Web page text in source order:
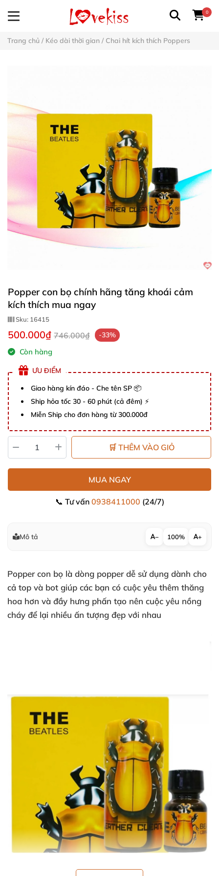
0
Trang chủ / Kéo dài thời gian / Chai hít kích thích Poppers
Popper con bọ chính hãng tăng khoái cảm
kích thích mua ngay
Sku: 16415
500.000₫ 746.000₫ -33%
Còn hàng
ƯU ĐIỂM
Giao hàng kín đáo - Che tên SP 📦
Ship hỏa tốc 30 - 60 phút (cả đêm) ⚡
Miễn Ship cho đơn hàng từ 300.000đ
🛒 THÊM VÀO GIỎ
MUA NGAY
📞 Tư vấn 0938411000 (24/7)
Mô tả − 100% +
Popper con bọ là dòng popperdễ sử dụng dành cho
cả top và bot giúp các bạn có cuộc yêu thêm thăng
hoa hơn và đầy hưng phấn tạo nên cuộc yêu nồng
cháy để lại nhiều ấn tượng đẹp với nhau